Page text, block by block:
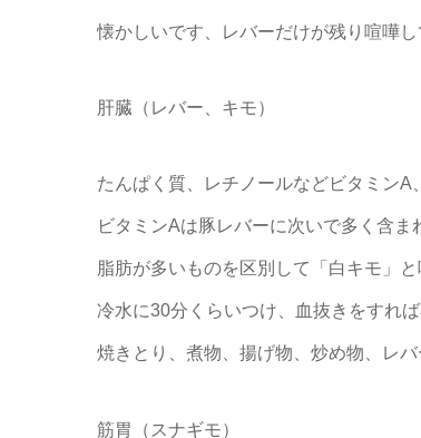
懐かしいです、レバーだけが残り喧嘩
肝臓（レバー、キモ）
たんぱく質、レチノールなどビタミンA
ビタミンAは豚レバーに次いで多く含ま
脂肪が多いものを区別して「白キモ」と
冷水に30分くらいつけ、血抜きをすれ
焼きとり、煮物、揚げ物、炒め物、レバ
筋胃（スナギモ）